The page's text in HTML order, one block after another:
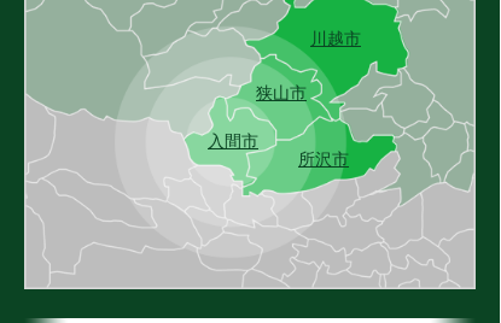
入間市
狭山市
所沢市
川越市